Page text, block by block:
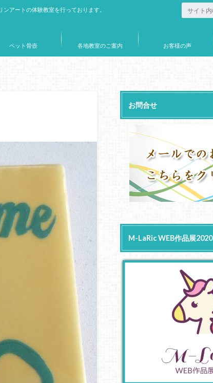
アートの体験教室を行っております。
ペット骨壺 各地教室のご案内 お客様の声
お問合せ
M-LaRic WEB作品展2020